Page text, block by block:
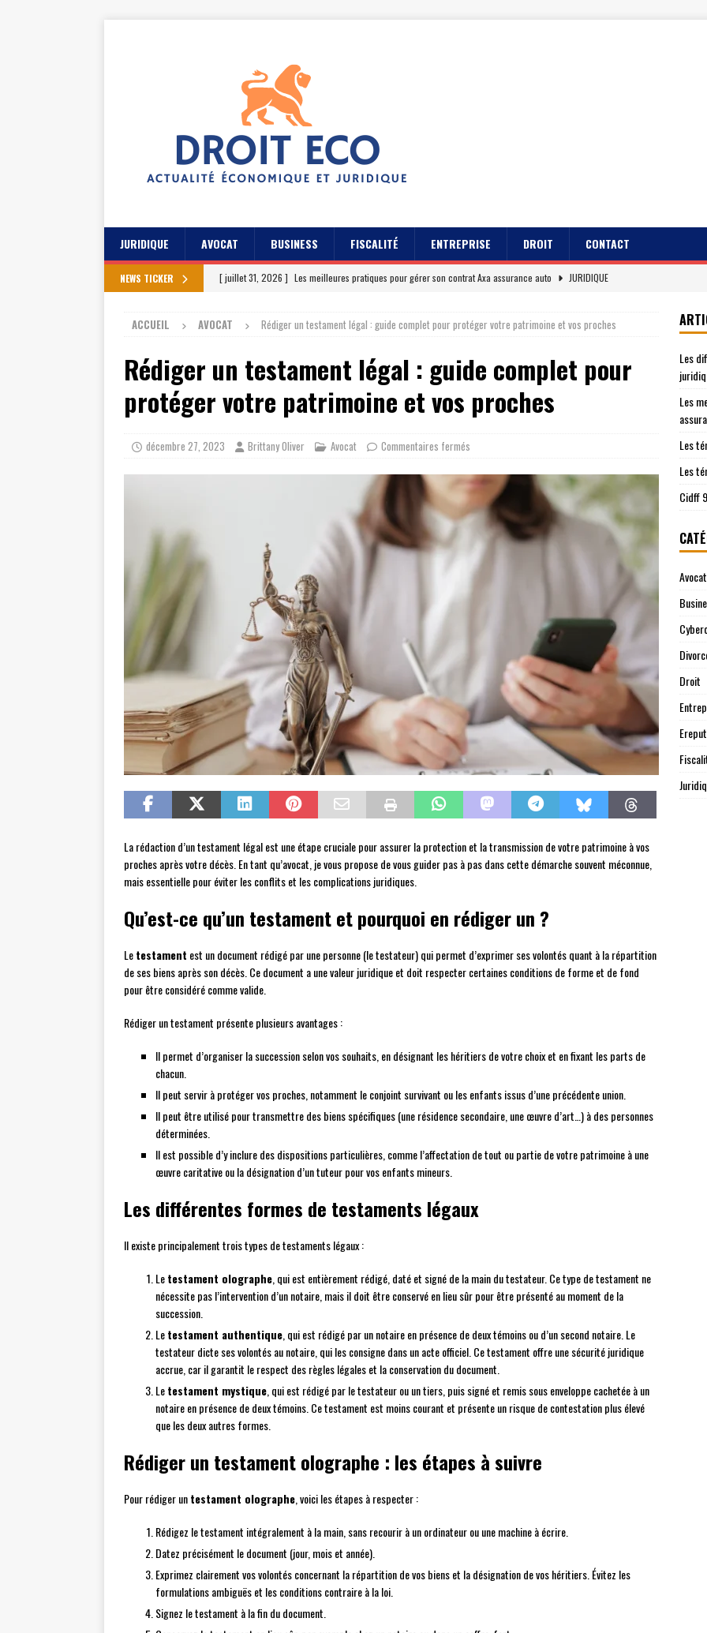
JURIDIQUE AVOCAT BUSINESS FISCALITÉ ENTREPRISE DROIT CONTACT
NEWS TICKER [ juillet 31, 2026 ] Les meilleures pratiques pour gérer son contrat Axa assurance auto
JURIDIQUE
[ juillet 23, 2026 ] Les témoignages clients sur Axa assurance auto en 2026
EREPUTATION
[ juillet 19, 2026 ]
Cidff 94 : Quelles démarches juridiques sont prises en charge
JURIDIQUE
[ août 4, 2026 ] Les différences entre le Cidff 94 et d’autres services juridiques JURIDIQUE
ACCUEIL AVOCAT Rédiger un testament légal : guide complet pour protéger votre patrimoine et vos proches
Rédiger un testament légal : guide complet pour
protéger votre patrimoine et vos proches
décembre 27, 2023 Brittany Oliver Avocat Commentaires fermés
La rédaction d’un testament légal est une étape cruciale pour assurer la protection et la transmission de votre patrimoine à vos
proches après votre décès. En tant qu’avocat, je vous propose de vous guider pas à pas dans cette démarche souvent méconnue,
mais essentielle pour éviter les conflits et les complications juridiques.
Qu’est-ce qu’un testament et pourquoi en rédiger un ?
Letestament est un document rédigé par une personne (le testateur) qui permet d’exprimer ses volontés quant à la répartition
de ses biens après son décès. Ce document a une valeur juridique et doit respecter certaines conditions de forme et de fond
pour être considéré comme valide.
Rédiger un testament présente plusieurs avantages :
Il permet d’organiser la succession selon vos souhaits, en désignant les héritiers de votre choix et en fixant les parts de
chacun.
Il peut servir à protéger vos proches, notamment le conjoint survivant ou les enfants issus d’une précédente union.
Il peut être utilisé pour transmettre des biens spécifiques (une résidence secondaire, une œuvre d’art…) à des personnes
déterminées.
Il est possible d’y inclure des dispositions particulières, comme l’affectation de tout ou partie de votre patrimoine à une
œuvre caritative ou la désignation d’un tuteur pour vos enfants mineurs.
Les différentes formes de testaments légaux
Il existe principalement trois types de testaments légaux :
Letestament olographe , qui est entièrement rédigé, daté et signé de la main du testateur. Ce type de testament ne
nécessite pas l’intervention d’un notaire, mais il doit être conservé en lieu sûr pour être présenté au moment de la
succession.
Letestament authentique , qui est rédigé par un notaire en présence de deux témoins ou d’un second notaire. Le
testateur dicte ses volontés au notaire, qui les consigne dans un acte officiel. Ce testament offre une sécurité juridique
accrue, car il garantit le respect des règles légales et la conservation du document.
Letestament mystique , qui est rédigé par le testateur ou un tiers, puis signé et remis sous enveloppe cachetée à un
notaire en présence de deux témoins. Ce testament est moins courant et présente un risque de contestation plus élevé
que les deux autres formes.
Rédiger un testament olographe : les étapes à suivre
Pour rédiger untestament olographe , voici les étapes à respecter :
Rédigez le testament intégralement à la main, sans recourir à un ordinateur ou une machine à écrire.
Datez précisément le document (jour, mois et année).
Exprimez clairement vos volontés concernant la répartition de vos biens et la désignation de vos héritiers. Évitez les
formulations ambiguës et les conditions contraire à la loi.
Signez le testament à la fin du document.
Les
Les
Les
Les
Cidff
Avocat
Droit